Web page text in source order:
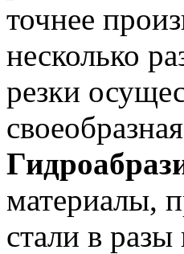
точнее
несколько
резки
материалы,
стали в